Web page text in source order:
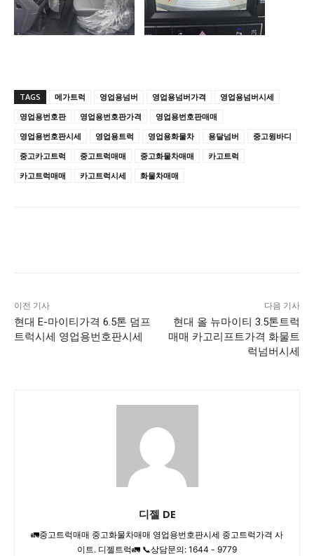
TAGS 메가트럭 영업용넘버 영업용넘버가격
영업용넘버시세
영업용번호판
영업용번호판가격
영업용번호판매매
영업용번호판시세
영업용트럭 영업용화물차 용달넘버
중고윙바디
중고카고트럭
중고트럭매매 중고화물차매매
카고트럭
카고트럭매매
카고트럭시세 화물차매매
이전 기사
현대 E-마이티가격 6.5톤 덤프
트럭시세 영업용번호판시세
다음 기사
현대 올 뉴마이티 3.5톤트럭
매매 카고리프트가격 화물트
럭넘버시세
디젤 DE
🚛중고트럭매매 중고화물차매매 영업용번호판시세 중고트럭가격 사
이트. 디젤트럭🚛 📞상담문의: 1644 - 9779